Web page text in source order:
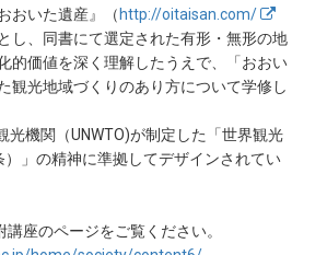
おいた遺産』（ http://oitaisan.com/
し、同書にて選定された有形・無形の地
的価値を深く理解したうえで、「おおい
観光地域づくりのあり方について学修し
光機関（UNWTO)が制定した「世界観光
）」の精神に準拠してデザインされてい
講座のページをご覧ください。